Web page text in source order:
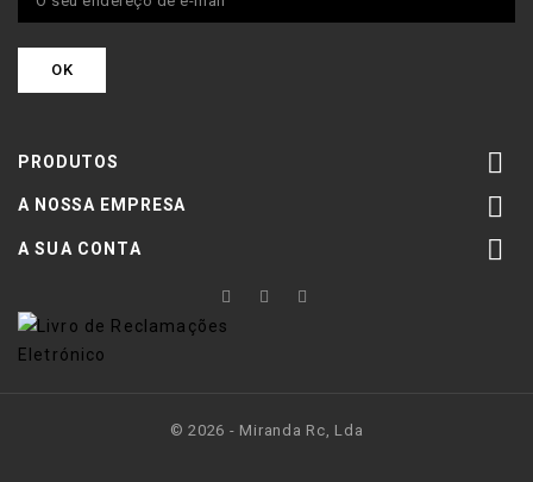
PRODUTOS 
A NOSSA EMPRESA 
A SUA CONTA 
© 2026 - Miranda Rc, Lda